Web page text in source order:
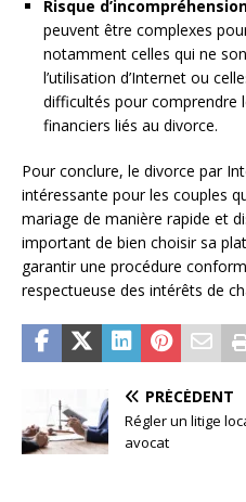
Risque
peuvent être complexes
notamment celles qui ne
l’utilisation d’Internet ou
difficultés pour comprendre
financiers liés au divorce.
Pour conclure, le divorce par
intéressante pour les couples
mariage de manière rapide et
important de bien choisir sa
garantir une procédure
respectueuse des intérêts de
PRÉCÉDENT
Régler un litige
avocat